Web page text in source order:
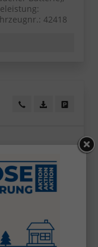
42418
Wir rufen Sie an!
PDF-Datei,